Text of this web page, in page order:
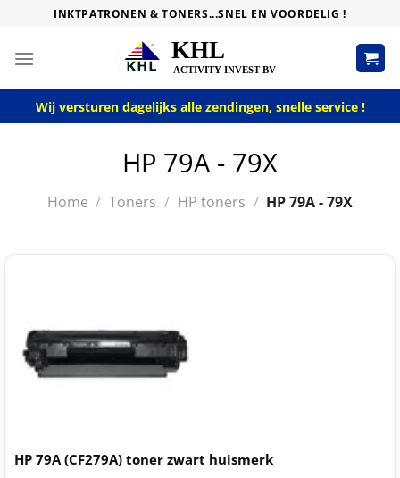
content
INKTPATRONEN & TONERS...SNEL EN VOORDELIG !
Wij versturen dagelijks alle zendingen, snelle service !
HP 79A - 79X
Home / Toners / HP toners / HP 79A - 79X
HP 79A (CF279A) toner zwart huismerk